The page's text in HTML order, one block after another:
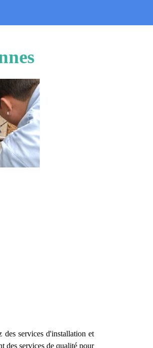
des services d'installation et
des services de qualité pour